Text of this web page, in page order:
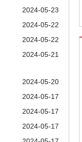
2024-05-23
2024-05-22
2024-05-22
2024-05-21
2024-05-20
2024-05-17
2024-05-17
2024-05-17